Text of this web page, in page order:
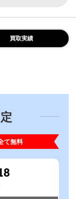
買取実績
て無料